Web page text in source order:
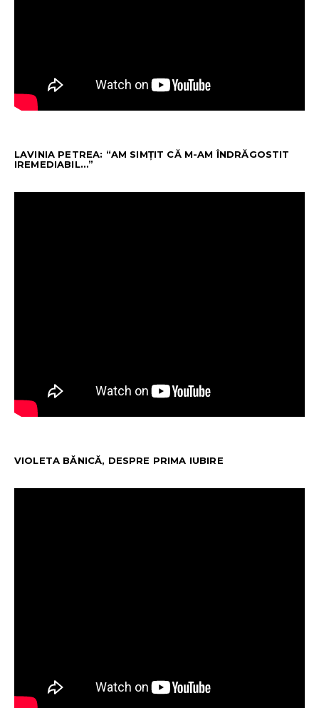
LAVINIA PETREA: “AM SIMȚIT CĂ M-AM ÎNDRĂGOSTIT
IREMEDIABIL…”
VIOLETA BĂNICĂ, DESPRE PRIMA IUBIRE